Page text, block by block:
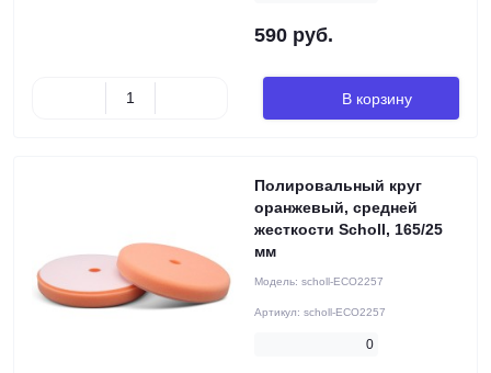
590 руб.
В корзину
Полировальный круг
оранжевый, средней
жесткости Scholl, 165/25
мм
Модель: scholl-ECO2257
Артикул: scholl-ECO2257
0